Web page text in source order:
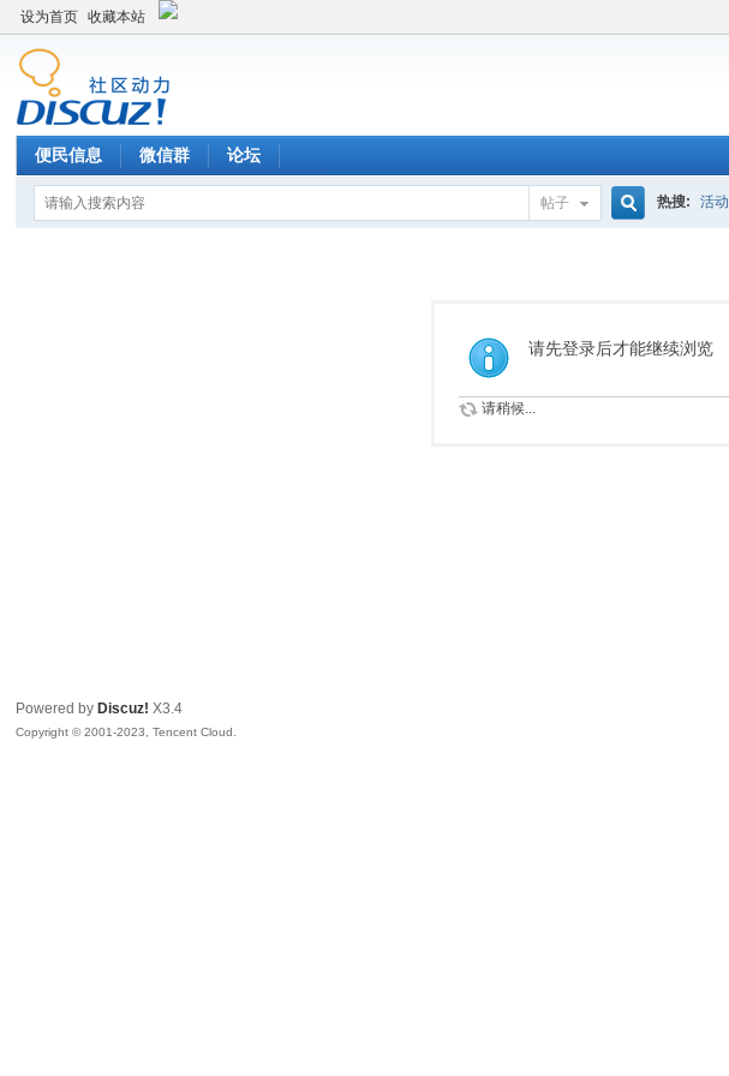
设为首页 收藏本站
便民信息 微信群 论坛
帖子
索
热搜: 活动
请先登录后才能继续浏览
请稍候...
Powered by Discuz! X3.4
Copyright © 2001-2023, Tencent Cloud.